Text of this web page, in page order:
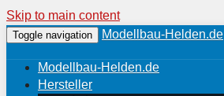
Skip to main content
Toggle navigation Modellbau-Helden.de
Modellbau-Helden.de
Hersteller